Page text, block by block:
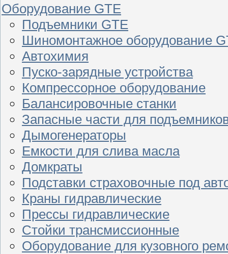
Оборудование GTE
Подъемники GTE
Шиномонтажное оборудование
Автохимия
Пуско-зарядные устройства
Компрессорное оборудование
Балансировочные станки
Запасные части для
Дымогенераторы
Емкости для слива масла
Домкраты
Подставки страховочные под
Краны гидравлические
Прессы гидравлические
Стойки трансмиссионные
Оборудование для кузовного